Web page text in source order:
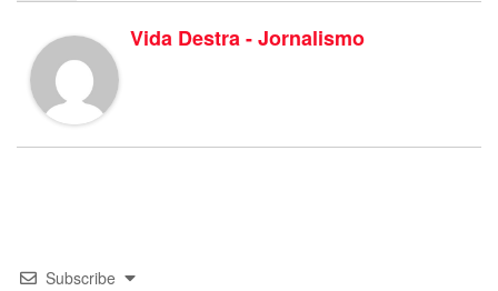
Vida Destra - Jornalismo
Subscribe